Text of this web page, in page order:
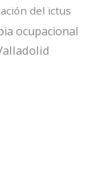
del ictus
ocupacional